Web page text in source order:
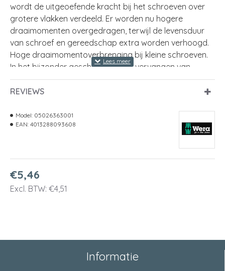
wordt de uitgeoefende kracht bij het schroeven over
grotere vlakken verdeeld. Er worden nu hogere
draaimomenten overgedragen, terwijl de levensduur
van schroef en gereedschap extra worden verhoogd.
Hoge draaimomentoverbrenging bij kleine schroeven.
In het bijzonder geschikt voor het vervangen van
wisselmessen. De Blacklaser-oppervlakbehandeling
zorgt voor een uitstekende oppervlakbescherming,
Meervoudig voor extra grip.
TORX PLUS® vlagsleutel voor binnen TORX PLUS® schr
- Ronde kling met BlackLaser-finish voor uitstekende
REVIEWS
€5,46
Excl. BTW: €4,51
Model: 05026363001
EAN: 4013288093608
Informatie